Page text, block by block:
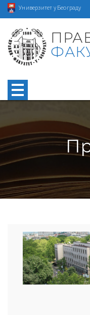
Универзитет у Београду